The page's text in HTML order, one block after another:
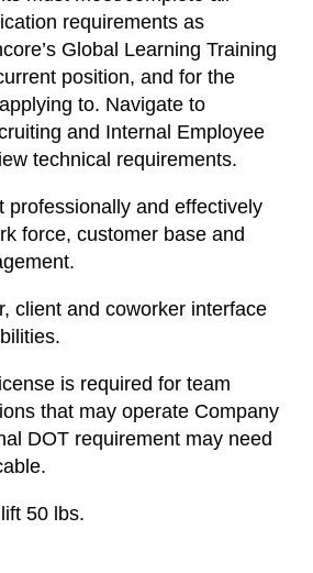
requirements as
Global Learning Training
position, and for the
to. Navigate to
and Internal Employee
technical requirements.
professionally and effectively
force, customer base and
client and coworker interface
is required for team
that may operate Company
DOT requirement may need
50 lbs.